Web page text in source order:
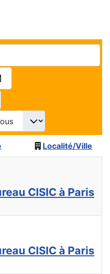
Localité/Ville
CISIC à Paris
CISIC à Paris